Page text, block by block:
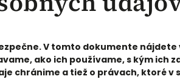
V tomto dokumente
ako ich používame, s kým ich
chránime a tiež o právach, ktoré v